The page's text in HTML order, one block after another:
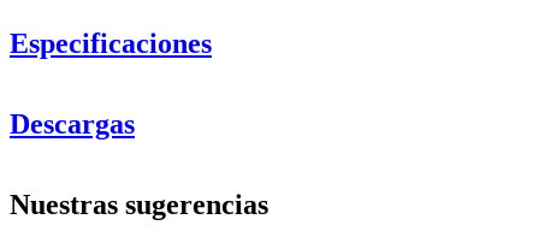
Especificaciones
Número de producto
EntregaDesensamblado
Descargas
Nuestras sugerencias